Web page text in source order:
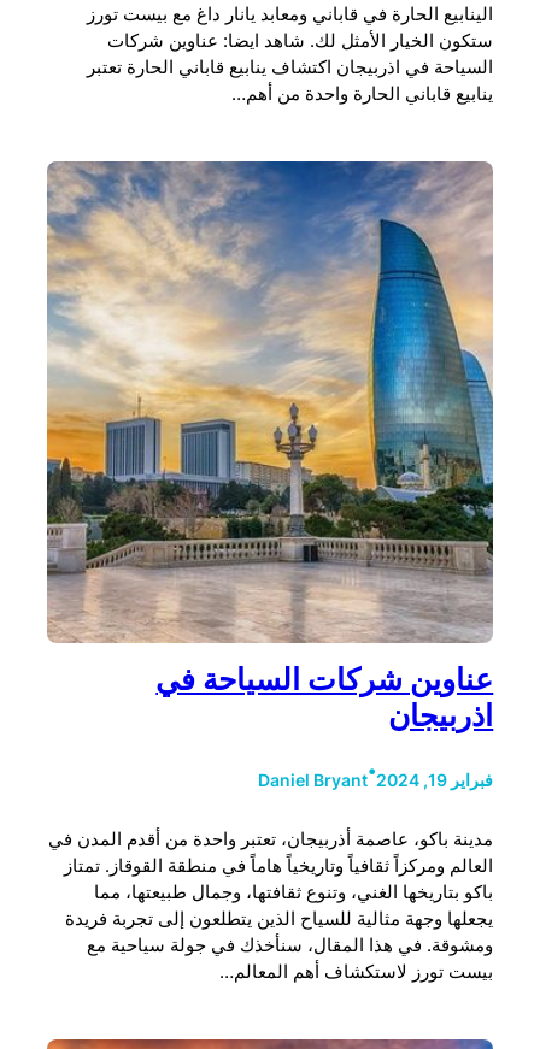
الينابيع الحارة في قاباني ومعابد يانار داغ مع بيست تورز
ستكون الخيار الأمثل لك. شاهد ايضا: عناوين شركات
السياحة في اذربيجان اكتشاف ينابيع قاباني الحارة تعتبر
ينابيع قاباني الحارة واحدة من أهم…
عناوين شركات السياحة في
اذربيجان
فبراير 19, 2024 •
Daniel Bryant
مدينة باكو، عاصمة أذربيجان، تعتبر واحدة من أقدم المدن في
العالم ومركزاً ثقافياً وتاريخياً هاماً في منطقة القوقاز. تمتاز
باكو بتاريخها الغني، وتنوع ثقافتها، وجمال طبيعتها، مما
يجعلها وجهة مثالية للسياح الذين يتطلعون إلى تجربة فريدة
ومشوقة. في هذا المقال، سنأخذك في جولة سياحية مع
بيست تورز لاستكشاف أهم المعالم…